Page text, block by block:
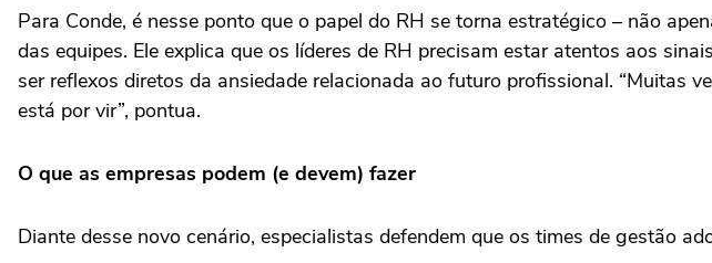
Para Conde, é nesse ponto que o papel do RH se torna estratégico – não
das equipes. Ele explica que os líderes de RH precisam estar atentos aos
ser reflexos diretos da ansiedade relacionada ao futuro profissional. “Muitas
está por vir”, pontua.
O que as empresas podem (e devem) fazer
Diante desse novo cenário, especialistas defendem que os times de gestão